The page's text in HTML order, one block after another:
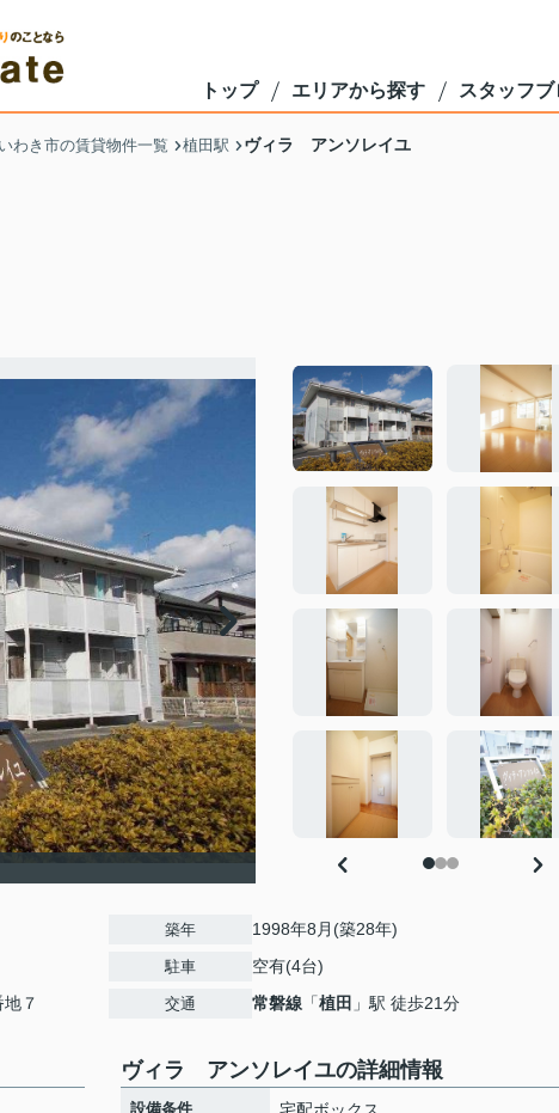
トップ エリアから探す スタッフブ
いわき市の賃貸物件一覧 植田駅 ヴィラ アンソレイユ
７
築年 1998年8月(築28年)
駐車 空有(4台)
交通 常磐線 「植田 」駅 徒歩21分
ヴィラ アンソレイユの詳細情報
設備条件